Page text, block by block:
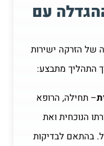
עם
של הזרקה ישירות
התהליך מתבצע:
– תחילה, הרופא
הנוכחית ואת
בהתאם לבדיקות